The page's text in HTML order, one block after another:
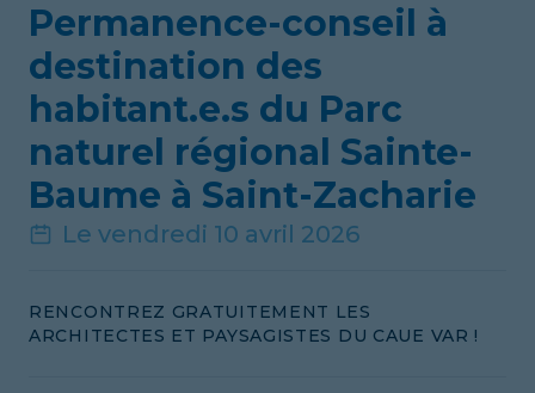
Permanence-conseil à
destination des
habitant.e.s du Parc
naturel régional Sainte-
Baume à Saint-Zacharie
Le vendredi 10 avril 2026
RENCONTREZ GRATUITEMENT LES
ARCHITECTES ET PAYSAGISTES DU CAUE VAR !